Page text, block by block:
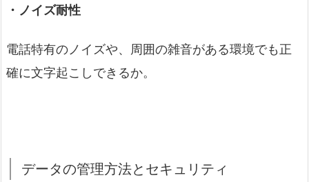
・ノイズ耐性
電話特有のノイズや、周囲の雑音がある環境でも正
確に文字起こしできるか。
データの管理方法とセキュリティ